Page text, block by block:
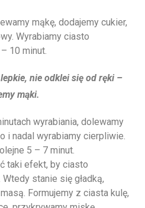
mąkę, dodajemy cukier,
Wyrabiamy ciasto
10 minut.
nie odklei się od ręki –
mąki.
wyrabiania, dolewamy
i nadal wyrabiamy cierpliwie.
5 – 7 minut.
taki efekt, by ciasto
Wtedy stanie się gładką,
Formujemy z ciasta kulę,